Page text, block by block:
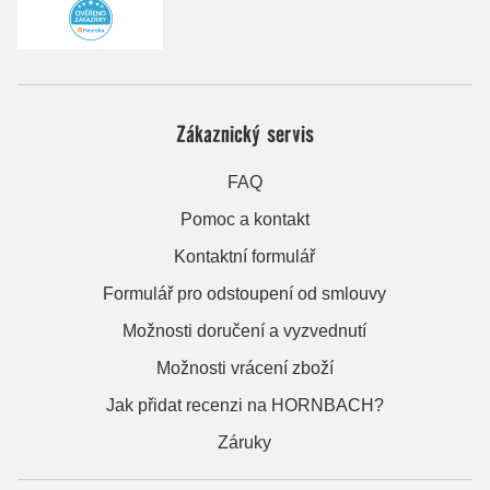
Zákaznický servis
FAQ
Pomoc a kontakt
Kontaktní formulář
Formulář pro odstoupení od smlouvy
Možnosti doručení a vyzvednutí
Možnosti vrácení zboží
Jak přidat recenzi na HORNBACH?
Záruky